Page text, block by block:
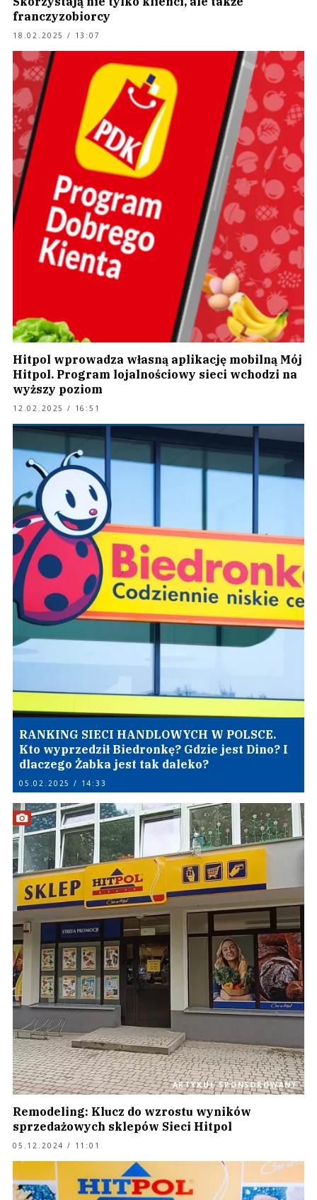
franczyzobiorcy
18.02.2025 / 13:07
Hitpol wprowadza własną aplikację mobilną Mój
Hitpol. Program lojalnościowy sieci wchodzi na
wyższy poziom
12.02.2025 / 16:51
RANKING SIECI HANDLOWYCH W POLSCE.
Kto wyprzedził Biedronkę? Gdzie jest Dino? I
dlaczego Żabka jest tak daleko?
05.02.2025 / 14:33
ARTYKUŁ SPONSOROWANY
Remodeling: Klucz do wzrostu wyników
sprzedażowych sklepów Sieci Hitpol
05.12.2024 / 11:01